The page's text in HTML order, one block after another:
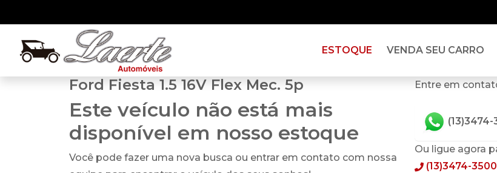
ESTOQUE VENDA SEU CARRO
Ford Fiesta 1.5 16V Flex Mec. 5p
Este veículo não está mais
disponível em nosso estoque
Você pode fazer uma nova busca ou entrar em contato com nossa
Entre em
(13)3474-
Ou ligue agora
(13)3474-3500